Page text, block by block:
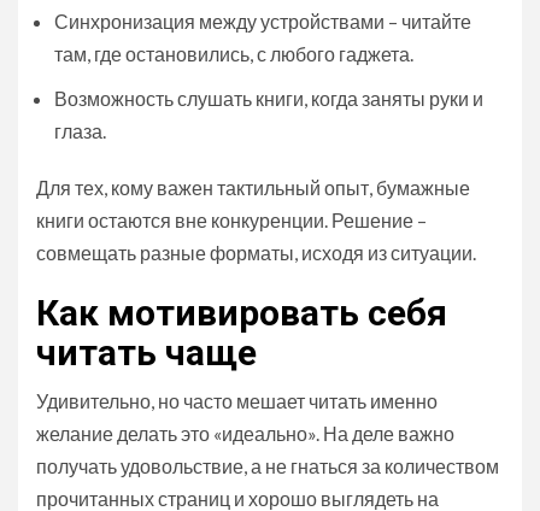
Синхронизация между устройствами – читайте
там, где остановились, с любого гаджета.
Возможность слушать книги, когда заняты руки и
глаза.
Для тех, кому важен тактильный опыт, бумажные
книги остаются вне конкуренции. Решение –
совмещать разные форматы, исходя из ситуации.
Как мотивировать себя
читать чаще
Удивительно, но часто мешает читать именно
желание делать это «идеально». На деле важно
получать удовольствие, а не гнаться за количеством
прочитанных страниц и хорошо выглядеть на